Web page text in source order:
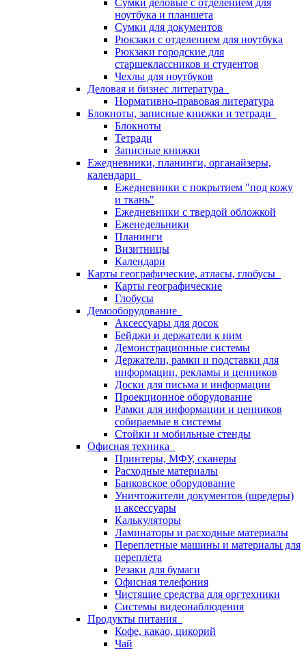
Сумки деловые с отделением для
ноутбука и планшета
Сумки для документов
Рюкзаки с отделением для ноутбука
Рюкзаки городские для
старшеклассников и студентов
Чехлы для ноутбуков
Деловая и бизнес литература
Нормативно-правовая литература
Блокноты, записные книжки и тетради
Блокноты
Тетради
Записные книжки
Ежедневники, планинги, органайзеры,
календари
Ежедневники с покрытием "под кожу
и ткань"
Ежедневники с твердой обложкой
Еженедельники
Планинги
Визитницы
Календари
Карты географические, атласы, глобусы
Карты географические
Глобусы
Демооборудование
Аксессуары для досок
Бейджи и держатели к ним
Демонстрационные системы
Держатели, рамки и подставки для
информации, рекламы и ценников
Доски для письма и информации
Проекционное оборудование
Рамки для информации и ценников
собираемые в системы
Стойки и мобильные стенды
Офисная техника
Принтеры, МФУ, сканеры
Расходные материалы
Банковское оборудование
Уничтожители документов (шредеры)
и аксессуары
Калькуляторы
Ламинаторы и расходные материалы
Переплетные машины и материалы для
переплета
Резаки для бумаги
Офисная телефония
Чистящие средства для оргтехники
Системы видеонаблюдения
Продукты питания
Кофе, какао, цикорий
Чай